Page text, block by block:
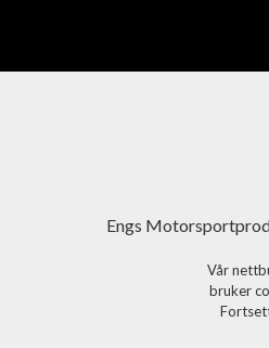
Engs
Vår
bruker